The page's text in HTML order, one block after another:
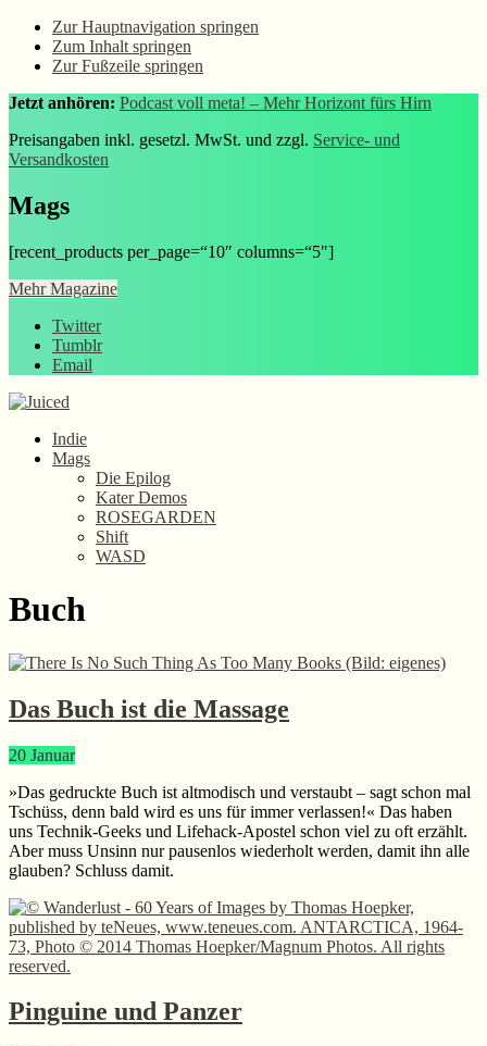
Zur Hauptnavigation springen
Zum Inhalt springen
Zur Fußzeile springen
Jetzt anhören: Podcast voll meta! – Mehr Horizont fürs Hirn
Preisangaben inkl. gesetzl. MwSt. und zzgl. Service- und
Versandkosten
Mags
[recent_products per_page=“10″ columns=“5″]
Mehr Magazine
Twitter
Tumblr
Email
Indie
Mags
Die Epilog
Kater Demos
ROSEGARDEN
Shift
WASD
Buch
Das Buch ist die Massage
20 Januar
»Das gedruckte Buch ist altmodisch und verstaubt – sagt schon mal
Tschüss, denn bald wird es uns für immer verlassen!« Das haben
uns Technik-Geeks und Lifehack-Apostel schon viel zu oft erzählt.
Aber muss Unsinn nur pausenlos wiederholt werden, damit ihn alle
glauben? Schluss damit.
Pinguine und Panzer